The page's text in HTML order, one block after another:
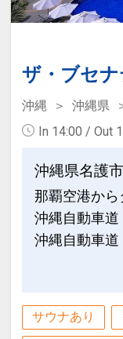
大６，００
●レンタル
引特典付！
５００円）
※旅行代金
お子様連れ
●ベビーカ
ード等の無
前に予約が
●ハリウッ
限定 ／ 事
ご予約時に
ザ・ブセナ
沖縄 沖縄県
In 14:00 / Out
沖縄県名護
那覇空港か
沖縄自動車
沖縄自動車
サウナあり